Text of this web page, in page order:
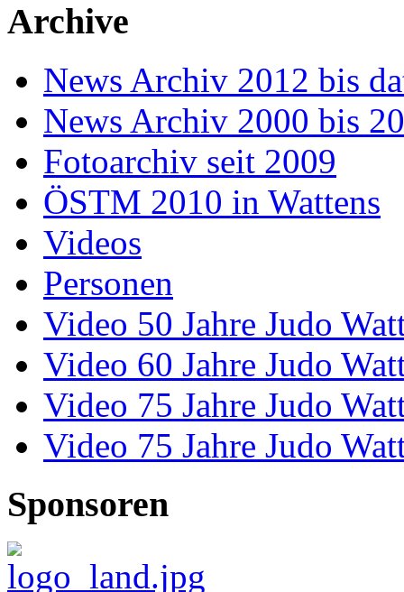
Archive
News Archiv 2012 bis
News Archiv 2000 bis
Fotoarchiv seit 2009
ÖSTM 2010 in Wattens
Videos
Personen
Video 50 Jahre Judo
Video 60 Jahre Judo
Video 75 Jahre Judo
Video 75 Jahre Judo
Sponsoren